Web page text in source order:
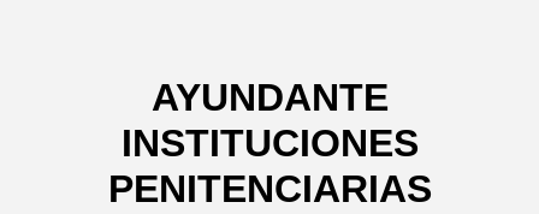
AYUNDANTE
INSTITUCIONES
PENITENCIARIAS